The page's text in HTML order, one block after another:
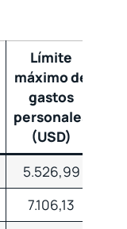
Límite
máximo de
gastos
personales
(USD)
5.526,99
7.106,13